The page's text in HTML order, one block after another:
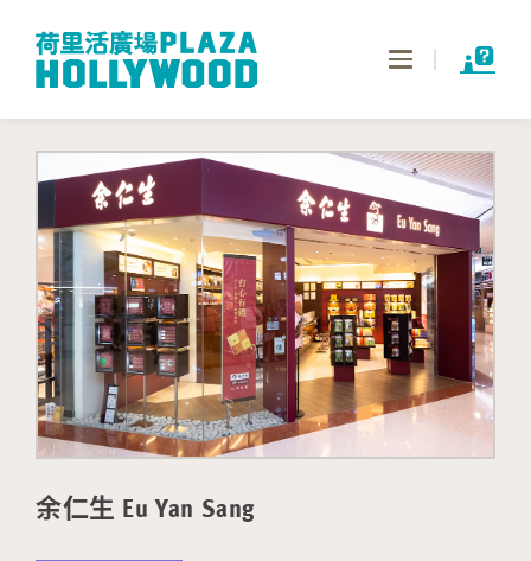
Toggle
余仁生 Eu Yan Sang